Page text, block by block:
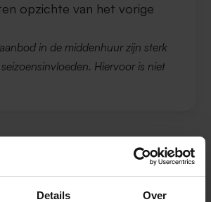
Details Over
opzichte van het vorige
in de middenhuur zijn sterk
Hiervoor is niet
voor de vrije